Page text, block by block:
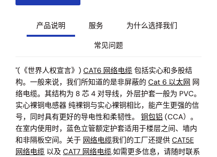
产品说明 服务 为什么选择我们
常见问题
"(《世界人权宣言》) CAT6 网络电缆 包括实心和多股结
构。一般来说，我们所知道的是非屏蔽的 Cat 6 以太网 网
络电缆。其结构为 8 芯 4 对导线，外层护套一般为 PVC。
实心裸铜电感器 纯裸铜与实心裸铜相比，能产生更强的信
号，同时具有更好的导电性和柔韧性。 铜包铝 (CCA）。
在室内使用时，蓝色立管额定护套适用于楼层之间、墙内
和非隔板空间。关于 网络电缆我们的工厂还提供 CAT5E
网络电缆 以及 CAT7 网络电缆.如需更多信息，请随时联系